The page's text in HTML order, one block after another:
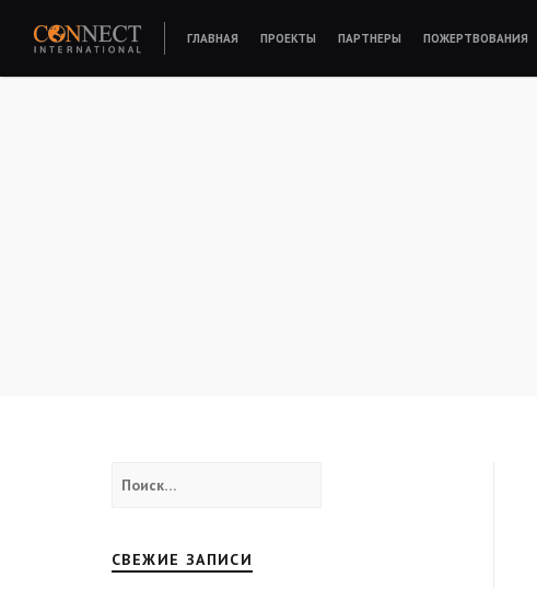
contentCONNECT INTERNATIONAL
ГЛАВНАЯ ПРОЕКТЫ ПАРТНЕРЫ ПОЖЕРТВОВАНИЯ
СВЕЖИЕ ЗАПИСИ